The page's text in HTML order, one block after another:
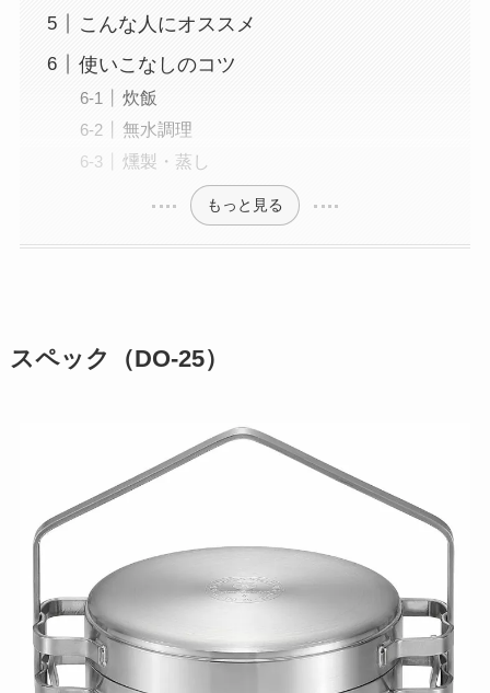
こんな人にオススメ
使いこなしのコツ
炊飯
無水調理
燻製・蒸し
もっと見る
スペック（DO-25）